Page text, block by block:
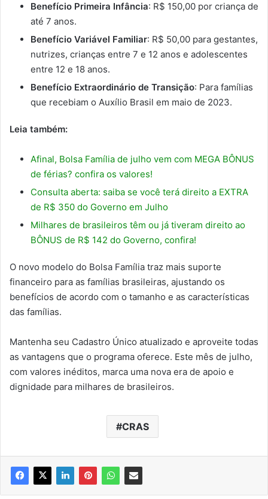
Benefício Primeira Infância: R$ 150,00 por criança de
até 7 anos.
Benefício Variável Familiar: R$ 50,00 para gestantes,
nutrizes, crianças entre 7 e 12 anos e adolescentes
entre 12 e 18 anos.
Benefício Extraordinário de Transição: Para famílias
que recebiam o Auxílio Brasil em maio de 2023.
Leia também:
Afinal, Bolsa Família de julho vem com MEGA BÔNUS
de férias? confira os valores!
Consulta aberta: saiba se você terá direito a EXTRA
de R$ 350 do Governo em Julho
Milhares de brasileiros têm ou já tiveram direito ao
BÔNUS de R$ 142 do Governo, confira!
O novo modelo do Bolsa Família traz mais suporte
financeiro para as famílias brasileiras, ajustando os
benefícios de acordo com o tamanho e as características
das famílias.
Mantenha seu Cadastro Único atualizado e aproveite todas
as vantagens que o programa oferece. Este mês de julho,
com valores inéditos, marca uma nova era de apoio e
dignidade para milhares de brasileiros.
CRAS